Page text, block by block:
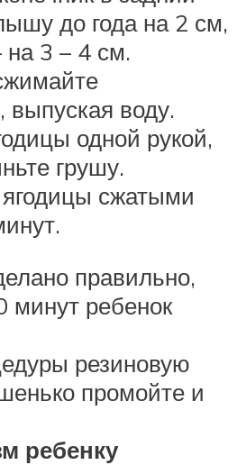
до года на 2 см,
3 – 4 см.
выпуская воду.
одной рукой,
грушу.
сжатыми
правильно,
минут ребенок
резиновую
промойте и
ребенку